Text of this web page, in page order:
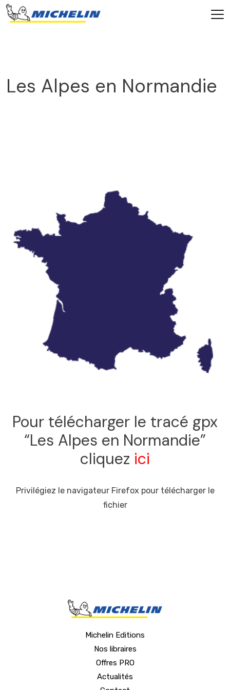
Les Alpes en Normandie
Pour télécharger le tracé gpx
“Les Alpes en Normandie”
cliquez ici
Privilégiez le navigateur Firefox pour télécharger le
fichier
Michelin Editions
Nos libraires
Offres PRO
Actualités